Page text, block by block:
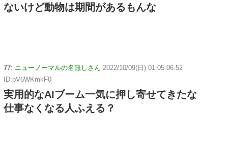
ないけど動物は期間があるもんな
77: ニューノーマルの名無しさん 2022/10/09(日) 01:05:06.52
ID:pV6WKmkF0
実用的なAIブーム一気に押し寄せてきたな
仕事なくなる人ふえる？